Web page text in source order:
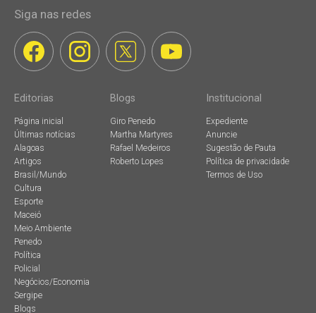
Siga nas redes
Editorias
Página inicial
Últimas notícias
Alagoas
Artigos
Brasil/Mundo
Cultura
Esporte
Maceió
Meio Ambiente
Penedo
Política
Policial
Negócios/Economia
Sergipe
Blogs
Blogs
Giro Penedo
Martha Martyres
Rafael Medeiros
Roberto Lopes
Institucional
Expediente
Anuncie
Sugestão de Pauta
Política de privacidade
Termos de Uso